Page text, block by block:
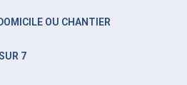
OU CHANTIER
7